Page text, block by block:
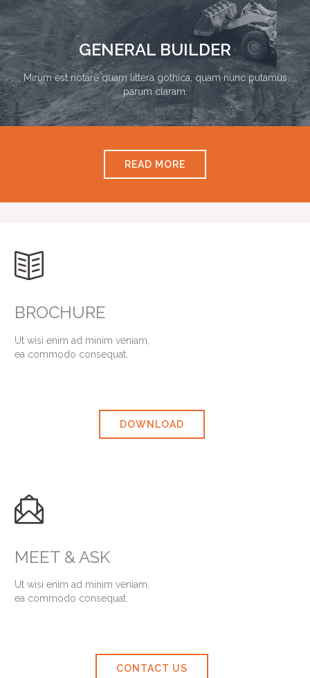
GENERAL BUILDER
Mirum est notare quam littera gothica, quam nunc putamus
parum claram.
READ MORE

BROCHURE
Ut wisi enim ad minim veniam,
ea commodo consequat.
DOWNLOAD

MEET & ASK
Ut wisi enim ad minim veniam,
ea commodo consequat.
CONTACT US